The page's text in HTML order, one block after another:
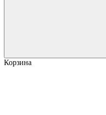
Корзина